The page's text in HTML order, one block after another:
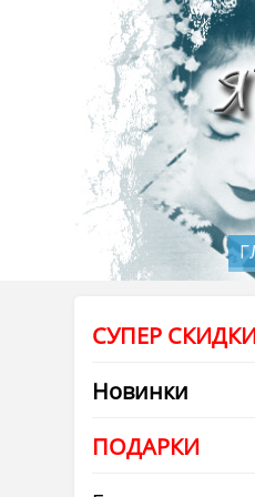
СУПЕР
Новинки
ПОДАРКИ